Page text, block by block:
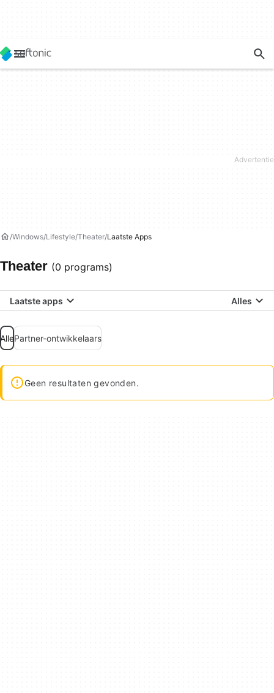
Windows Lifestyle Theater Laatste Apps
Theater (0 programs)
Laatste apps Alles
AllePartner-ontwikkelaars
Geen resultaten gevonden.